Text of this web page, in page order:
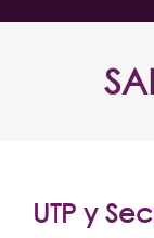
UTP y